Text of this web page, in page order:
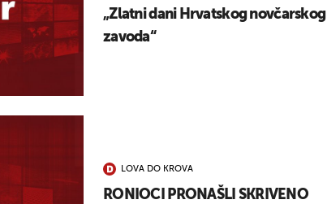
„Zlatni dani Hrvatskog novčarskog
zavoda“
LOVA DO KROVA
RONIOCI PRONAŠLI SKRIVENO